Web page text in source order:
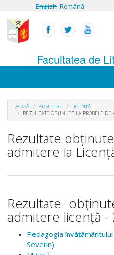
conţinutul
principal
English Română
Facultatea de
ACASĂ ADMITERE
LICENȚĂ
REZULTATE OBȚINUTE LA PROBELE DE
Rezultate
admitere la
Rezultate
admitere licență -
Pedagogia
Severin)